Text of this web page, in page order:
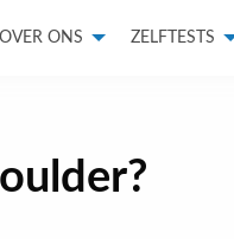
OVER ONS ZELFTESTS